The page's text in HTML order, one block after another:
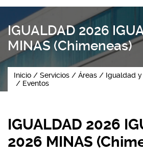
IGUALDAD 2026
MINAS (Chimeneas)
Inicio Servicios Áreas
Igualdad
Eventos
IGUALDAD 2026
2026 MINAS